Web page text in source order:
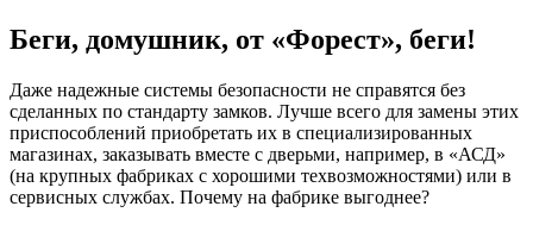
Беги, домушник, от «Форест», беги!
Даже надежные системы безопасности не справятся без
сделанных по стандарту замков. Лучше всего для замены этих
приспособлений приобретать их в специализированных
магазинах, заказывать вместе с дверьми, например, в «АСД»
(на крупных фабриках с хорошими техвозможностями) или в
сервисных службах. Почему на фабрике выгоднее?